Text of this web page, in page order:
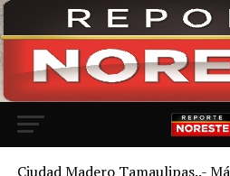
Ciudad Madero Tamaulipas..-
Ir a la versión